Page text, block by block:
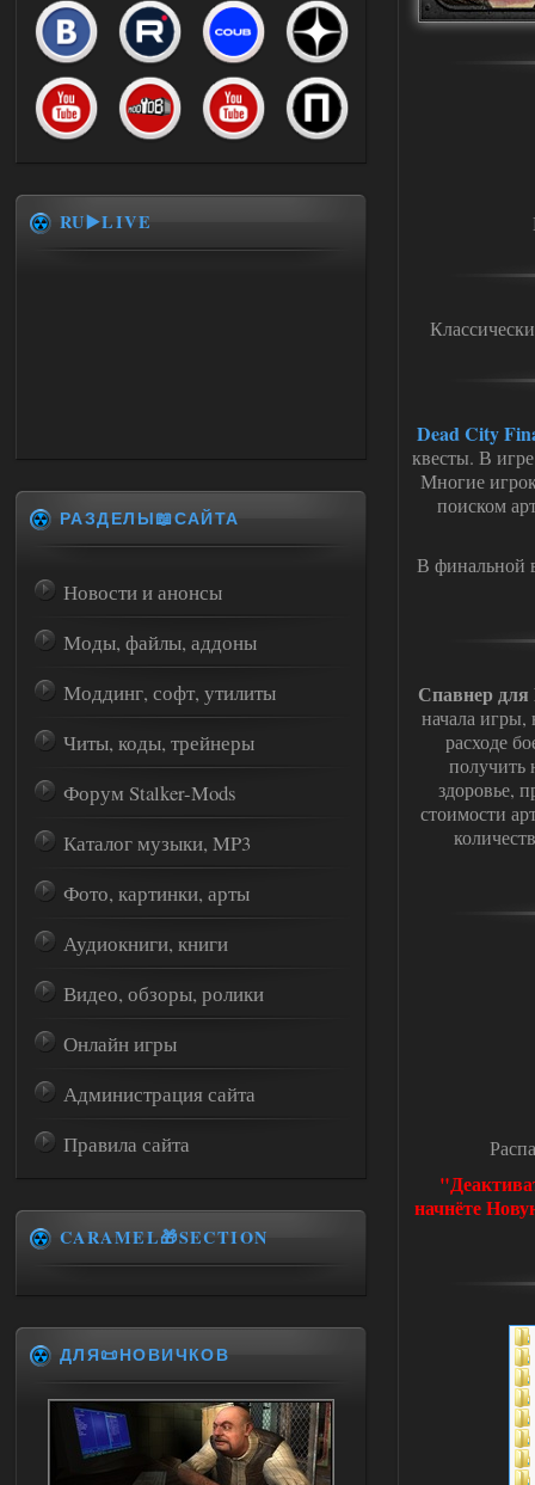
Dead City
квесты. В
Многие
поиском
В финальной
Спавнер
начала игры,
расходе
получить
здоровье,
стоимости
начнёте
RU▶️LIVE
РАЗДЕЛЫ📖САЙТА
Новости и анонсы
Моды, файлы, аддоны
Моддинг, софт, утилиты
Читы, коды, трейнеры
Форум Stalker-Mods
Каталог музыки, MP3
Фото, картинки, арты
Аудиокниги, книги
Видео, обзоры, ролики
Онлайн игры
Администрация сайта
Правила сайта
CARAMEL🎁SECTION
ДЛЯ📜НОВИЧКОВ